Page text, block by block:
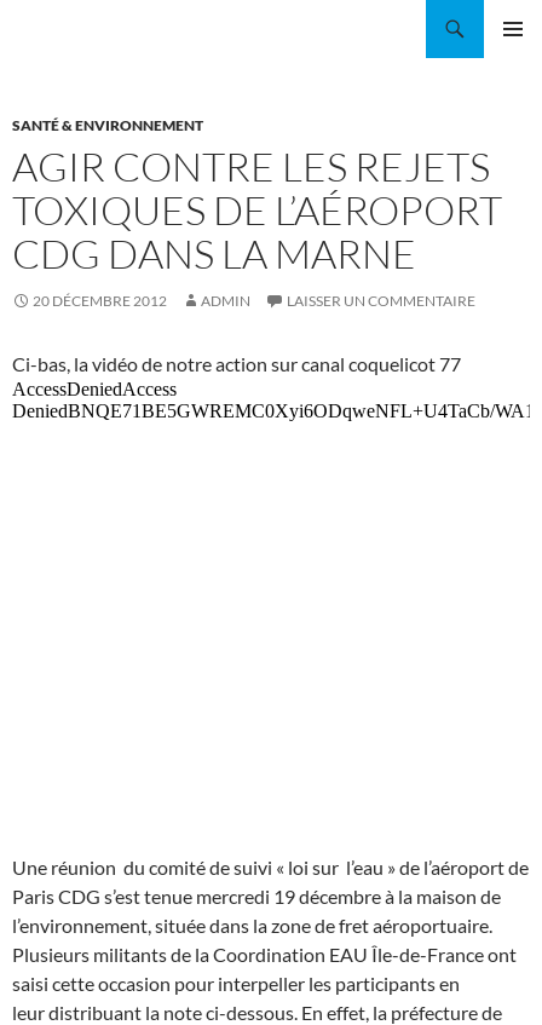
SANTÉ & ENVIRONNEMENT
AGIR CONTRE LES REJETS
TOXIQUES DE L’AÉROPORT
CDG DANS LA MARNE
20 DÉCEMBRE 2012 ADMIN LAISSER UN COMMENTAIRE
Ci-bas, la vidéo de notre action sur canal coquelicot 77
Une réunion du comité de suivi « loi sur l’eau » de l’aéroport de
Paris CDG s’est tenue mercredi 19 décembre à la maison de
l’environnement, située dans la zone de fret aéroportuaire.
Plusieurs militants de la Coordination EAU Île-de-France ont
saisi cette occasion pour interpeller les participants en
leur distribuant la note ci-dessous. En effet, la préfecture de